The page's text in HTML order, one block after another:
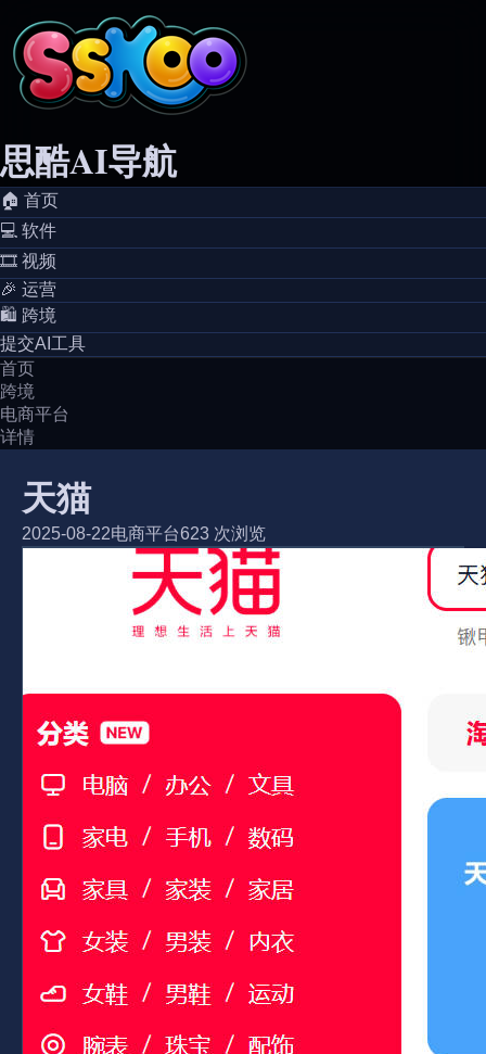
思酷AI导航
🏠️ 首页
💻️ 软件
🎞️ 视频
🎉 运营
🛍️ 跨境
提交AI工具
首页
跨境
电商平台
详情
天猫
2025-08-22电商平台623 次浏览